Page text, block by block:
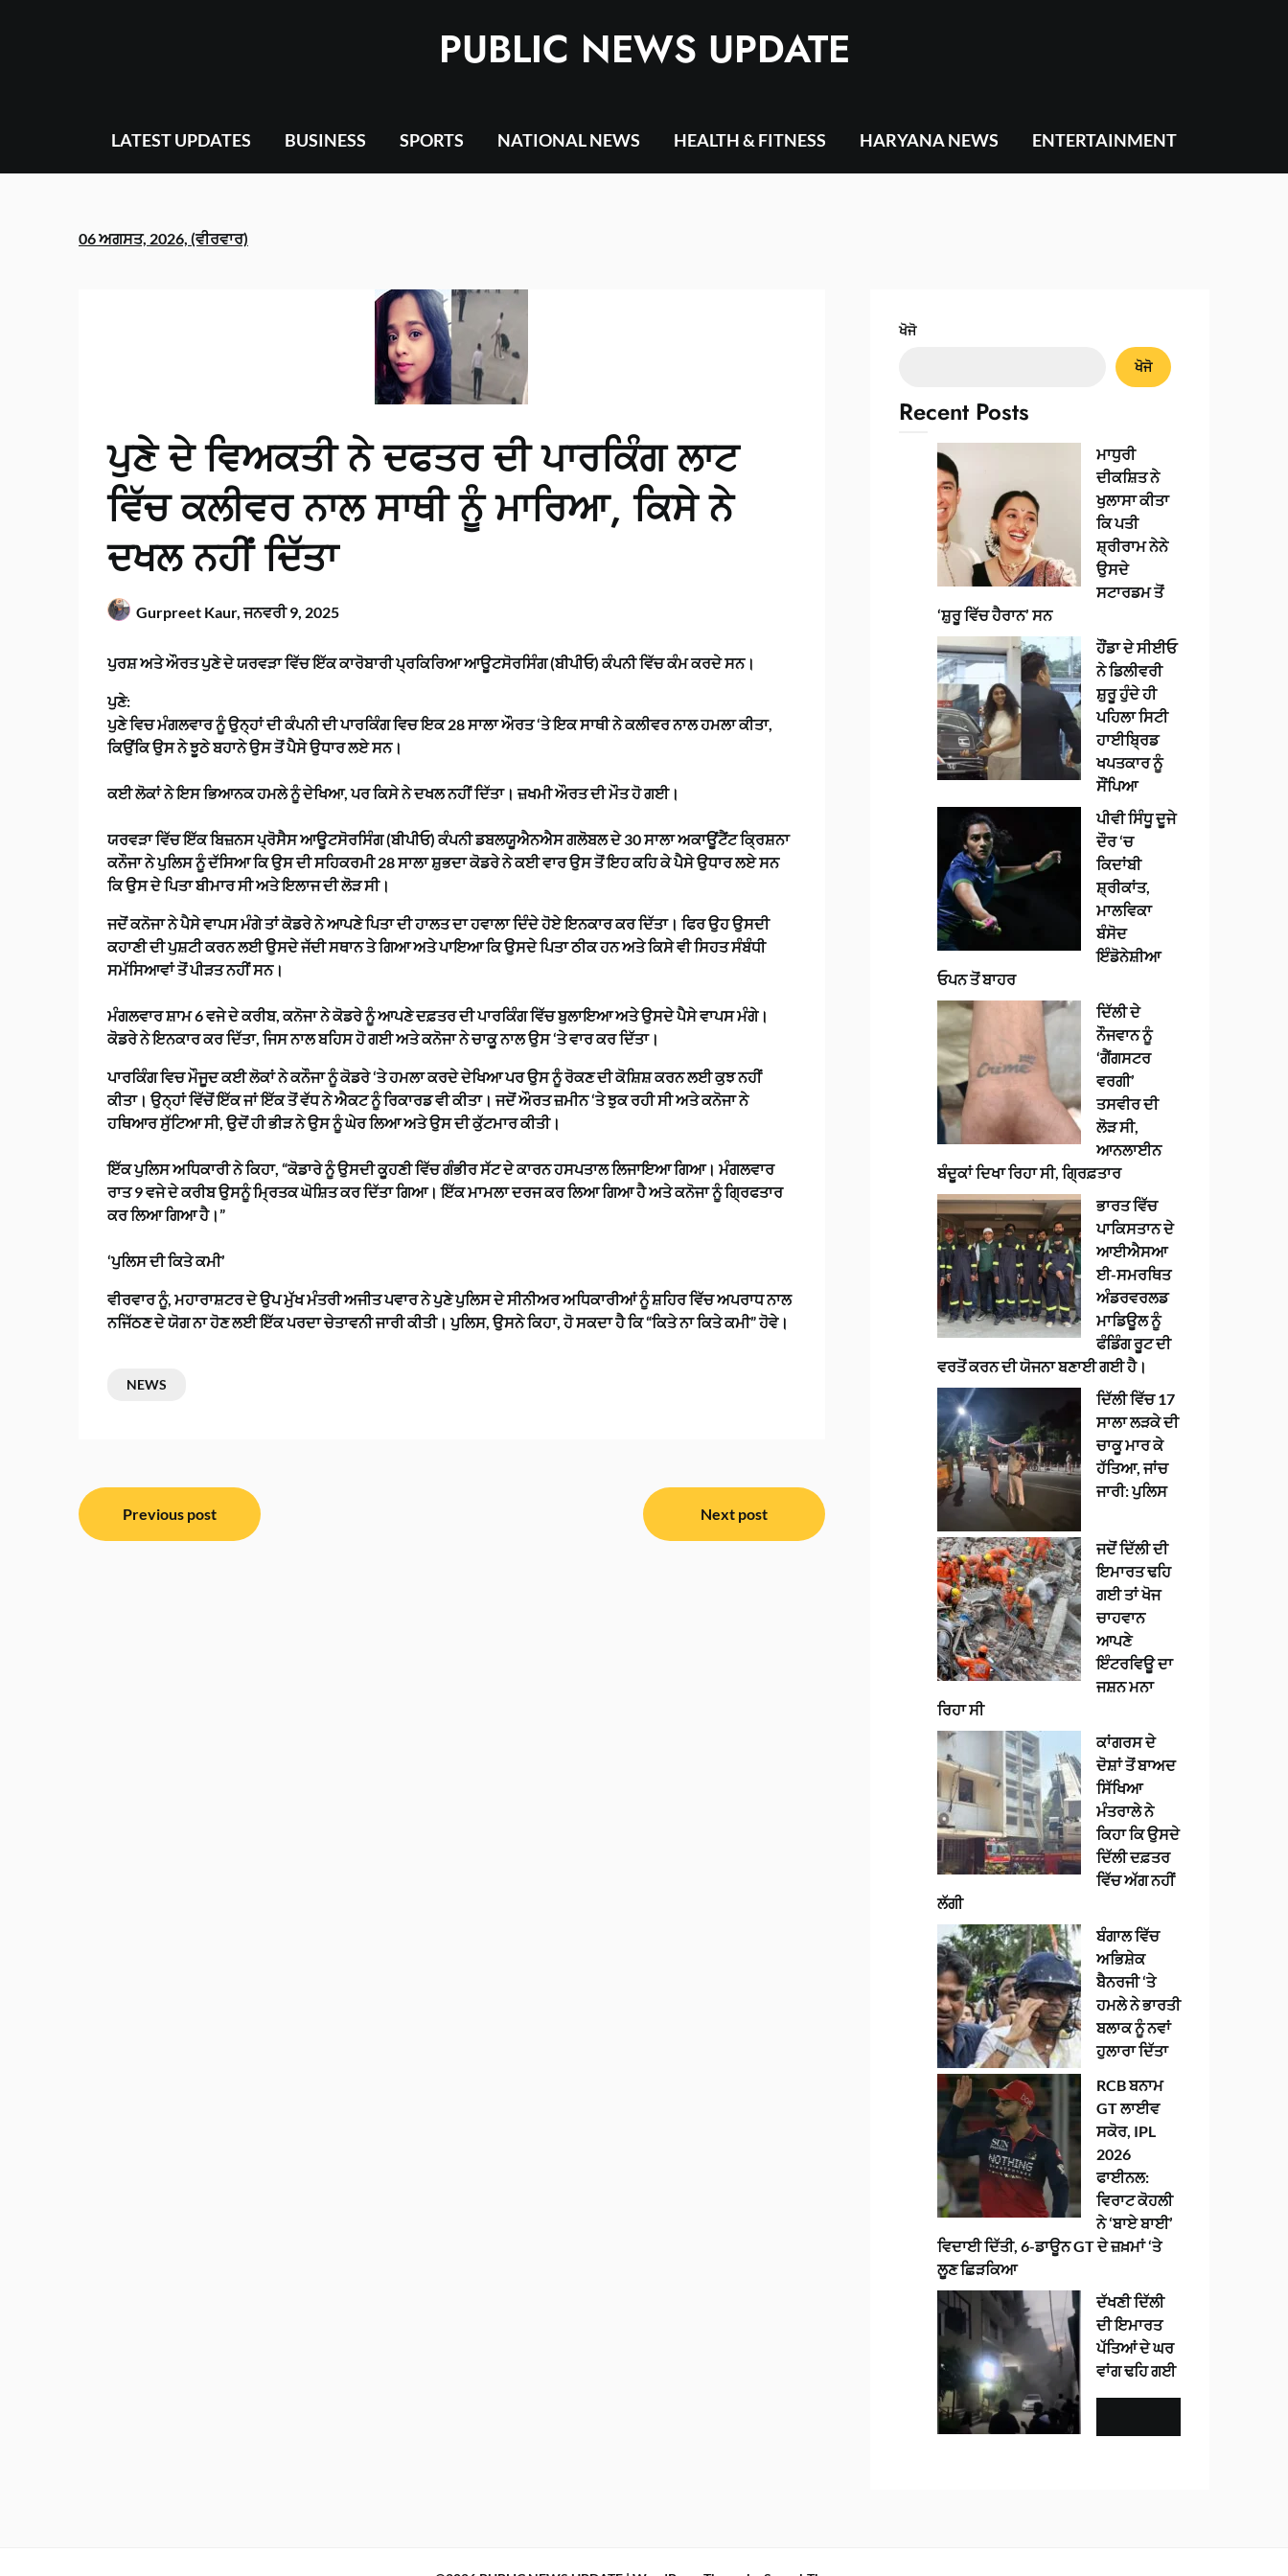
PUBLIC NEWS UPDATE
LATEST UPDATES BUSINESS SPORTS NATIONAL NEWS HEALTH & FITNESS HARYANA NEWS ENTERTAINMENT
06 ਅਗਸਤ, 2026, (ਵੀਰਵਾਰ)
ਪੁਣੇ ਦੇ ਵਿਅਕਤੀ ਨੇ ਦਫਤਰ ਦੀ ਪਾਰਕਿੰਗ ਲਾਟ
ਵਿੱਚ ਕਲੀਵਰ ਨਾਲ ਸਾਥੀ ਨੂੰ ਮਾਰਿਆ, ਕਿਸੇ ਨੇ
ਦਖਲ ਨਹੀਂ ਦਿੱਤਾ
Gurpreet Kaur,ਜਨਵਰੀ 9, 2025
ਪੁਰਸ਼ ਅਤੇ ਔਰਤ ਪੁਣੇ ਦੇ ਯਰਵੜਾ ਵਿੱਚ ਇੱਕ ਕਾਰੋਬਾਰੀ ਪ੍ਰਕਿਰਿਆ ਆਊਟਸੋਰਸਿੰਗ (ਬੀਪੀਓ) ਕੰਪਨੀ ਵਿੱਚ ਕੰਮ ਕਰਦੇ ਸਨ।
ਪੁਣੇ:
ਪੁਣੇ ਵਿਚ ਮੰਗਲਵਾਰ ਨੂੰ ਉਨ੍ਹਾਂ ਦੀ ਕੰਪਨੀ ਦੀ ਪਾਰਕਿੰਗ ਵਿਚ ਇਕ 28 ਸਾਲਾ ਔਰਤ ‘ਤੇ ਇਕ ਸਾਥੀ ਨੇ ਕਲੀਵਰ ਨਾਲ ਹਮਲਾ ਕੀਤਾ,
ਕਿਉਂਕਿ ਉਸ ਨੇ ਝੂਠੇ ਬਹਾਨੇ ਉਸ ਤੋਂ ਪੈਸੇ ਉਧਾਰ ਲਏ ਸਨ।
ਕਈ ਲੋਕਾਂ ਨੇ ਇਸ ਭਿਆਨਕ ਹਮਲੇ ਨੂੰ ਦੇਖਿਆ, ਪਰ ਕਿਸੇ ਨੇ ਦਖਲ ਨਹੀਂ ਦਿੱਤਾ। ਜ਼ਖਮੀ ਔਰਤ ਦੀ ਮੌਤ ਹੋ ਗਈ।
ਯਰਵੜਾ ਵਿੱਚ ਇੱਕ ਬਿਜ਼ਨਸ ਪ੍ਰੋਸੈਸ ਆਊਟਸੋਰਸਿੰਗ (ਬੀਪੀਓ) ਕੰਪਨੀ ਡਬਲਯੂਐਨਐਸ ਗਲੋਬਲ ਦੇ 30 ਸਾਲਾ ਅਕਾਊਂਟੈਂਟ ਕ੍ਰਿਸ਼ਨਾ
ਕਨੌਜਾ ਨੇ ਪੁਲਿਸ ਨੂੰ ਦੱਸਿਆ ਕਿ ਉਸ ਦੀ ਸਹਿਕਰਮੀ 28 ਸਾਲਾ ਸ਼ੁਭਦਾ ਕੋਡਰੇ ਨੇ ਕਈ ਵਾਰ ਉਸ ਤੋਂ ਇਹ ਕਹਿ ਕੇ ਪੈਸੇ ਉਧਾਰ ਲਏ ਸਨ
ਕਿ ਉਸ ਦੇ ਪਿਤਾ ਬੀਮਾਰ ਸੀ ਅਤੇ ਇਲਾਜ ਦੀ ਲੋੜ ਸੀ।
ਜਦੋਂ ਕਨੋਜਾ ਨੇ ਪੈਸੇ ਵਾਪਸ ਮੰਗੇ ਤਾਂ ਕੋਡਰੇ ਨੇ ਆਪਣੇ ਪਿਤਾ ਦੀ ਹਾਲਤ ਦਾ ਹਵਾਲਾ ਦਿੰਦੇ ਹੋਏ ਇਨਕਾਰ ਕਰ ਦਿੱਤਾ। ਫਿਰ ਉਹ ਉਸਦੀ
ਕਹਾਣੀ ਦੀ ਪੁਸ਼ਟੀ ਕਰਨ ਲਈ ਉਸਦੇ ਜੱਦੀ ਸਥਾਨ ਤੇ ਗਿਆ ਅਤੇ ਪਾਇਆ ਕਿ ਉਸਦੇ ਪਿਤਾ ਠੀਕ ਹਨ ਅਤੇ ਕਿਸੇ ਵੀ ਸਿਹਤ ਸੰਬੰਧੀ
ਸਮੱਸਿਆਵਾਂ ਤੋਂ ਪੀੜਤ ਨਹੀਂ ਸਨ।
ਮੰਗਲਵਾਰ ਸ਼ਾਮ 6 ਵਜੇ ਦੇ ਕਰੀਬ, ਕਨੋਜਾ ਨੇ ਕੋਡਰੇ ਨੂੰ ਆਪਣੇ ਦਫ਼ਤਰ ਦੀ ਪਾਰਕਿੰਗ ਵਿੱਚ ਬੁਲਾਇਆ ਅਤੇ ਉਸਦੇ ਪੈਸੇ ਵਾਪਸ ਮੰਗੇ।
ਕੋਡਰੇ ਨੇ ਇਨਕਾਰ ਕਰ ਦਿੱਤਾ, ਜਿਸ ਨਾਲ ਬਹਿਸ ਹੋ ਗਈ ਅਤੇ ਕਨੋਜਾ ਨੇ ਚਾਕੂ ਨਾਲ ਉਸ ‘ਤੇ ਵਾਰ ਕਰ ਦਿੱਤਾ।
ਪਾਰਕਿੰਗ ਵਿਚ ਮੌਜੂਦ ਕਈ ਲੋਕਾਂ ਨੇ ਕਨੌਜਾ ਨੂੰ ਕੋਡਰੇ ‘ਤੇ ਹਮਲਾ ਕਰਦੇ ਦੇਖਿਆ ਪਰ ਉਸ ਨੂੰ ਰੋਕਣ ਦੀ ਕੋਸ਼ਿਸ਼ ਕਰਨ ਲਈ ਕੁਝ ਨਹੀਂ
ਕੀਤਾ। ਉਨ੍ਹਾਂ ਵਿੱਚੋਂ ਇੱਕ ਜਾਂ ਇੱਕ ਤੋਂ ਵੱਧ ਨੇ ਐਕਟ ਨੂੰ ਰਿਕਾਰਡ ਵੀ ਕੀਤਾ। ਜਦੋਂ ਔਰਤ ਜ਼ਮੀਨ ‘ਤੇ ਝੁਕ ਰਹੀ ਸੀ ਅਤੇ ਕਨੋਜਾ ਨੇ
ਹਥਿਆਰ ਸੁੱਟਿਆ ਸੀ, ਉਦੋਂ ਹੀ ਭੀੜ ਨੇ ਉਸ ਨੂੰ ਘੇਰ ਲਿਆ ਅਤੇ ਉਸ ਦੀ ਕੁੱਟਮਾਰ ਕੀਤੀ।
ਇੱਕ ਪੁਲਿਸ ਅਧਿਕਾਰੀ ਨੇ ਕਿਹਾ, “ਕੋਡਾਰੇ ਨੂੰ ਉਸਦੀ ਕੂਹਣੀ ਵਿੱਚ ਗੰਭੀਰ ਸੱਟ ਦੇ ਕਾਰਨ ਹਸਪਤਾਲ ਲਿਜਾਇਆ ਗਿਆ। ਮੰਗਲਵਾਰ
ਰਾਤ 9 ਵਜੇ ਦੇ ਕਰੀਬ ਉਸਨੂੰ ਮ੍ਰਿਤਕ ਘੋਸ਼ਿਤ ਕਰ ਦਿੱਤਾ ਗਿਆ। ਇੱਕ ਮਾਮਲਾ ਦਰਜ ਕਰ ਲਿਆ ਗਿਆ ਹੈ ਅਤੇ ਕਨੋਜਾ ਨੂੰ ਗ੍ਰਿਫਤਾਰ
ਕਰ ਲਿਆ ਗਿਆ ਹੈ।”
‘ਪੁਲਿਸ ਦੀ ਕਿਤੇ ਕਮੀ’
ਵੀਰਵਾਰ ਨੂੰ, ਮਹਾਰਾਸ਼ਟਰ ਦੇ ਉਪ ਮੁੱਖ ਮੰਤਰੀ ਅਜੀਤ ਪਵਾਰ ਨੇ ਪੁਣੇ ਪੁਲਿਸ ਦੇ ਸੀਨੀਅਰ ਅਧਿਕਾਰੀਆਂ ਨੂੰ ਸ਼ਹਿਰ ਵਿੱਚ ਅਪਰਾਧ ਨਾਲ
ਨਜਿੱਠਣ ਦੇ ਯੋਗ ਨਾ ਹੋਣ ਲਈ ਇੱਕ ਪਰਦਾ ਚੇਤਾਵਨੀ ਜਾਰੀ ਕੀਤੀ। ਪੁਲਿਸ, ਉਸਨੇ ਕਿਹਾ, ਹੋ ਸਕਦਾ ਹੈ ਕਿ “ਕਿਤੇ ਨਾ ਕਿਤੇ ਕਮੀ” ਹੋਵੇ।
NEWS
ਸੰਪਾਦਨਾ
ਨੈਵੀਗੇਸ਼ਨ
Previous post Next post
ਖੋਜੋ
ਖੋਜੋ
Recent Posts
ਮਾਧੁਰੀ
ਦੀਕਸ਼ਿਤ ਨੇ
ਖੁਲਾਸਾ ਕੀਤਾ
ਕਿ ਪਤੀ
ਸ਼੍ਰੀਰਾਮ ਨੇਨੇ
ਉਸਦੇ
ਸਟਾਰਡਮ ਤੋਂ
‘ਸ਼ੁਰੂ ਵਿੱਚ ਹੈਰਾਨ’ ਸਨ
ਹੌਂਡਾ ਦੇ ਸੀਈਓ
ਨੇ ਡਿਲੀਵਰੀ
ਸ਼ੁਰੂ ਹੁੰਦੇ ਹੀ
ਪਹਿਲਾ ਸਿਟੀ
ਹਾਈਬ੍ਰਿਡ
ਖਪਤਕਾਰ ਨੂੰ
ਸੌਂਪਿਆ
ਪੀਵੀ ਸਿੰਧੂ ਦੂਜੇ
ਦੌਰ ‘ਚ
ਕਿਦਾਂਬੀ
ਸ਼੍ਰੀਕਾਂਤ,
ਮਾਲਵਿਕਾ
ਬੰਸੋਦ
ਇੰਡੋਨੇਸ਼ੀਆ
ਓਪਨ ਤੋਂ ਬਾਹਰ
ਦਿੱਲੀ ਦੇ
ਨੌਜਵਾਨ ਨੂੰ
‘ਗੈਂਗਸਟਰ
ਵਰਗੀ’
ਤਸਵੀਰ ਦੀ
ਲੋੜ ਸੀ,
ਆਨਲਾਈਨ
ਬੰਦੂਕਾਂ ਦਿਖਾ ਰਿਹਾ ਸੀ, ਗ੍ਰਿਫ਼ਤਾਰ
ਭਾਰਤ ਵਿੱਚ
ਪਾਕਿਸਤਾਨ ਦੇ
ਆਈਐਸਆ
ਈ-ਸਮਰਥਿਤ
ਅੰਡਰਵਰਲਡ
ਮਾਡਿਊਲ ਨੂੰ
ਫੰਡਿੰਗ ਰੂਟ ਦੀ
ਵਰਤੋਂ ਕਰਨ ਦੀ ਯੋਜਨਾ ਬਣਾਈ ਗਈ ਹੈ।
ਦਿੱਲੀ ਵਿੱਚ 17
ਸਾਲਾ ਲੜਕੇ ਦੀ
ਚਾਕੂ ਮਾਰ ਕੇ
ਹੱਤਿਆ, ਜਾਂਚ
ਜਾਰੀ: ਪੁਲਿਸ
ਜਦੋਂ ਦਿੱਲੀ ਦੀ
ਇਮਾਰਤ ਢਹਿ
ਗਈ ਤਾਂ ਖੋਜ
ਚਾਹਵਾਨ
ਆਪਣੇ
ਇੰਟਰਵਿਊ ਦਾ
ਜਸ਼ਨ ਮਨਾ
ਰਿਹਾ ਸੀ
ਕਾਂਗਰਸ ਦੇ
ਦੋਸ਼ਾਂ ਤੋਂ ਬਾਅਦ
ਸਿੱਖਿਆ
ਮੰਤਰਾਲੇ ਨੇ
ਕਿਹਾ ਕਿ ਉਸਦੇ
ਦਿੱਲੀ ਦਫ਼ਤਰ
ਵਿੱਚ ਅੱਗ ਨਹੀਂ
ਲੱਗੀ
ਬੰਗਾਲ ਵਿੱਚ
ਅਭਿਸ਼ੇਕ
ਬੈਨਰਜੀ ‘ਤੇ
ਹਮਲੇ ਨੇ ਭਾਰਤੀ
ਬਲਾਕ ਨੂੰ ਨਵਾਂ
ਹੁਲਾਰਾ ਦਿੱਤਾ
RCB ਬਨਾਮ
GT ਲਾਈਵ
ਸਕੋਰ, IPL
2026
ਫਾਈਨਲ:
ਵਿਰਾਟ ਕੋਹਲੀ
ਨੇ ‘ਬਾਏ ਬਾਈ’
ਵਿਦਾਈ ਦਿੱਤੀ, 6-ਡਾਊਨ GT ਦੇ ਜ਼ਖ਼ਮਾਂ ‘ਤੇ
ਲੂਣ ਛਿੜਕਿਆ
ਦੱਖਣੀ ਦਿੱਲੀ
ਦੀ ਇਮਾਰਤ
ਪੱਤਿਆਂ ਦੇ ਘਰ
ਵਾਂਗ ਢਹਿ ਗਈ